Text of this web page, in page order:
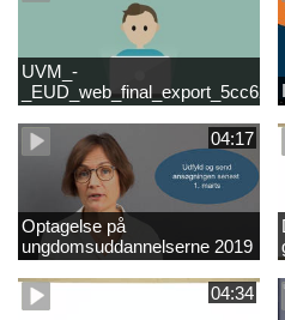
UVM_-
04:17
Optagelse på
ungdomsuddannelserne 2019
04:34